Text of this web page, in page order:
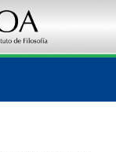
EVOLUCIONISTA